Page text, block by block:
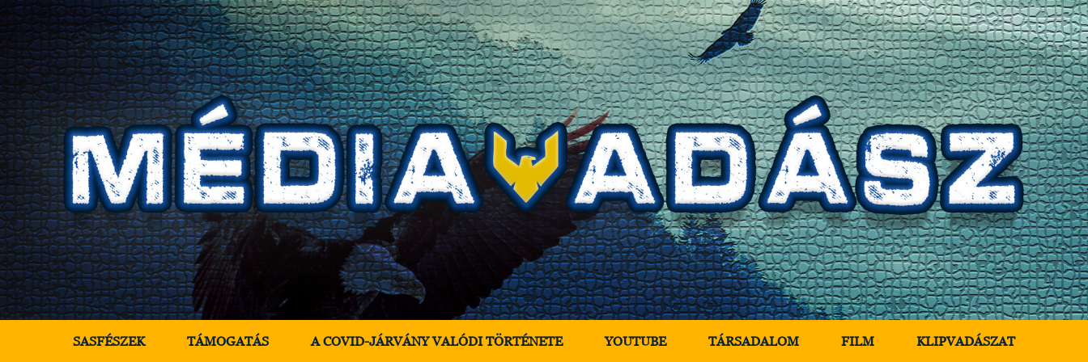
SASFÉSZEK TÁMOGATÁS A COVID-JÁRVÁNY VALÓDI TÖRTÉNETE YOUTUBE TÁRSADALOM FILM KLIPVADÁSZAT